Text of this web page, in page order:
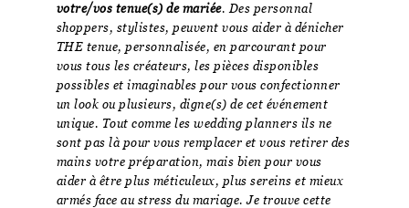
votre/vos tenue(s) de mariée. Des personnal
shoppers, stylistes, peuvent vous aider à dénicher
THE tenue, personnalisée, en parcourant pour
vous tous les créateurs, les pièces disponibles
possibles et imaginables pour vous confectionner
un look ou plusieurs, digne(s) de cet événement
unique. Tout comme les wedding planners ils ne
sont pas là pour vous remplacer et vous retirer des
mains votre préparation, mais bien pour vous
aider à être plus méticuleux, plus sereins et mieux
armés face au stress du mariage. Je trouve cette